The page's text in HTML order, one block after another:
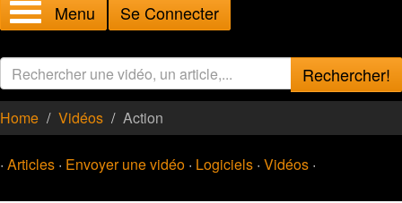
Menu Se Connecter
Rechercher!
Home Vidéos Action
· Articles · Envoyer une vidéo · Logiciels · Vidéos ·